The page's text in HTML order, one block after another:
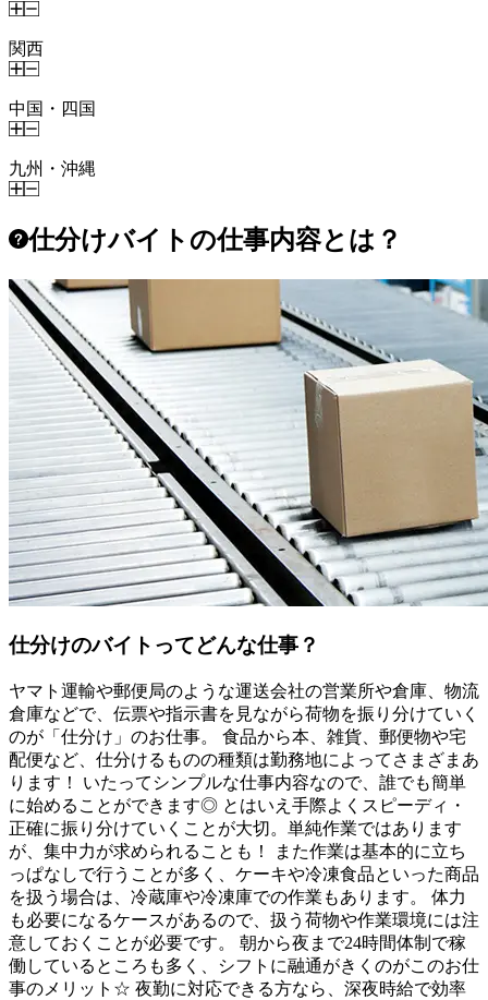
関西
中国・四国
九州・沖縄
仕分けバイトの仕事内容とは？
仕分けのバイトってどんな仕事？
ヤマト運輸や郵便局のような運送会社の営業所や倉庫、物流
倉庫などで、伝票や指示書を見ながら荷物を振り分けていく
のが「仕分け」のお仕事。 食品から本、雑貨、郵便物や宅
配便など、仕分けるものの種類は勤務地によってさまざまあ
ります！ いたってシンプルな仕事内容なので、誰でも簡単
に始めることができます◎ とはいえ手際よくスピーディ・
正確に振り分けていくことが大切。単純作業ではあります
が、集中力が求められることも！ また作業は基本的に立ち
っぱなしで行うことが多く、ケーキや冷凍食品といった商品
を扱う場合は、冷蔵庫や冷凍庫での作業もあります。 体力
も必要になるケースがあるので、扱う荷物や作業環境には注
意しておくことが必要です。 朝から夜まで24時間体制で稼
働しているところも多く、シフトに融通がきくのがこのお仕
事のメリット☆ 夜勤に対応できる方なら、深夜時給で効率